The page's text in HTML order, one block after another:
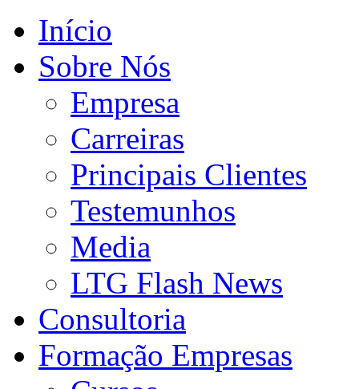
Início
Sobre Nós
Empresa
Carreiras
Principais Clientes
Testemunhos
Media
LTG Flash News
Consultoria
Formação Empresas